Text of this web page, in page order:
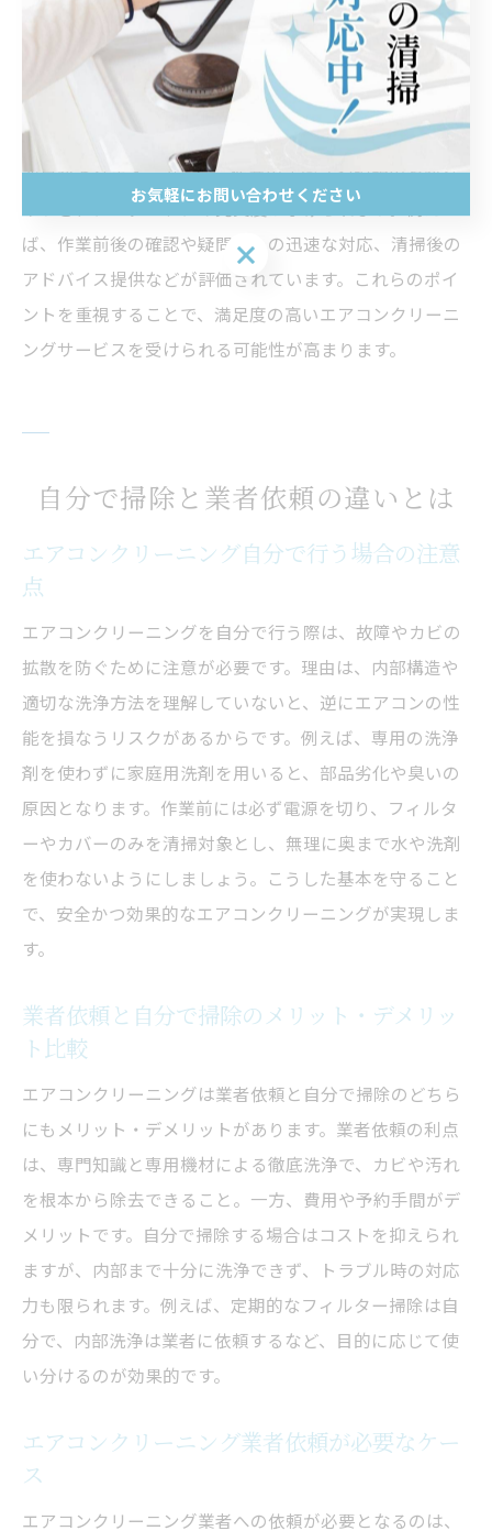
評価が高いエアコンクリーニング業者の共通
点
評価が高いエアコンクリーニング業者にはいくつかの共
通点があります。第一に、作業の丁寧さや説明のわかり
やすさ、アフターケアの充実度が挙げられます。例え
ば、作業前後の確認や疑問点への迅速な対応、清掃後の
アドバイス提供などが評価されています。これらのポイ
ントを重視することで、満足度の高いエアコンクリーニ
ングサービスを受けられる可能性が高まります。
自分で掃除と業者依頼の違いとは
エアコンクリーニング自分で行う場合の注意
点
エアコンクリーニングを自分で行う際は、故障やカビの
拡散を防ぐために注意が必要です。理由は、内部構造や
適切な洗浄方法を理解していないと、逆にエアコンの性
能を損なうリスクがあるからです。例えば、専用の洗浄
剤を使わずに家庭用洗剤を用いると、部品劣化や臭いの
原因となります。作業前には必ず電源を切り、フィルタ
ーやカバーのみを清掃対象とし、無理に奥まで水や洗剤
を使わないようにしましょう。こうした基本を守ること
で、安全かつ効果的なエアコンクリーニングが実現しま
す。
業者依頼と自分で掃除のメリット・デメリッ
ト比較
エアコンクリーニングは業者依頼と自分で掃除のどちら
にもメリット・デメリットがあります。業者依頼の利点
は、専門知識と専用機材による徹底洗浄で、カビや汚れ
を根本から除去できること。一方、費用や予約手間がデ
メリットです。自分で掃除する場合はコストを抑えられ
ますが、内部まで十分に洗浄できず、トラブル時の対応
力も限られます。例えば、定期的なフィルター掃除は自
分で、内部洗浄は業者に依頼するなど、目的に応じて使
い分けるのが効果的です。
エアコンクリーニング業者依頼が必要なケー
ス
エアコンクリーニング業者への依頼が必要となるのは、
お気軽にお問い合わせください
お気軽にお問い合わせください